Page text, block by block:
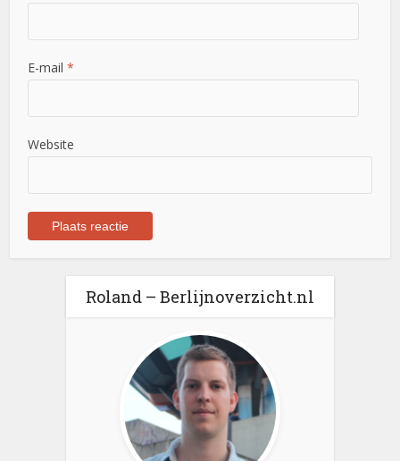
E-mail*
Website
Roland – Berlijnoverzicht.nl